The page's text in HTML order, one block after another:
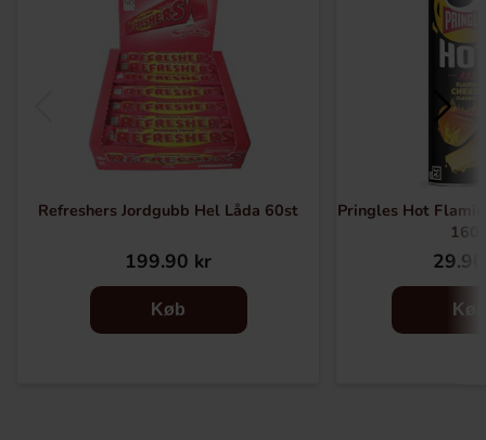
Refreshers Jordgubb Hel Låda 60st
199.90 kr
Køb
Pringles Hot
Køb